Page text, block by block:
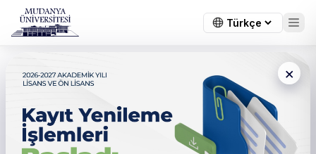
×
← Tüm duyurular
14-U Burulaş otobüsü sefer
saatleri